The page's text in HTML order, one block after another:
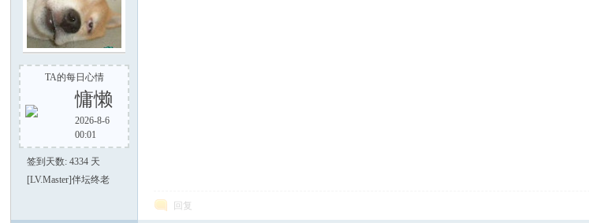
TA的每日心情
慵懒
2026-8-6
00:01
签到天数: 4334 天
[LV.Master]伴坛终老
回复